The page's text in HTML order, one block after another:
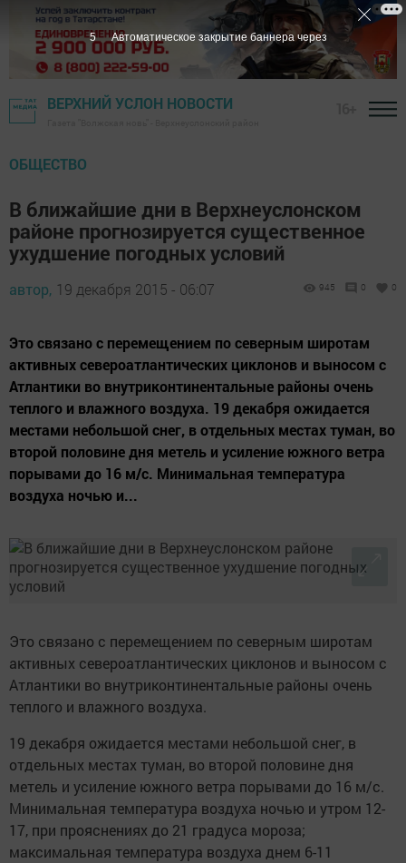
ВЕРХНИЙ УСЛОН НОВОСТИ
ОБЩЕСТВО
В ближайшие дни в Верхнеуслонском
районе прогнозируется существенное
ухудшение погодных условий
автор, 19 декабря 2015 - 06:07 945 0 0
Это связано с перемещением по северным широтам
активных североатлантических циклонов и выносом с
Атлантики во внутриконтинентальные районы очень
теплого и влажного воздуха. 19 декабря ожидается
местами небольшой снег, в отдельных местах туман, во
второй половине дня метель и усиление южного ветра
порывами до 16 м/с. Минимальная температура
воздуха ночью и...
Это связано с перемещением по северным широтам
активных североатлантических циклонов и выносом с
Атлантики во внутриконтинентальные районы очень
теплого и влажного воздуха.
19 декабря ожидается местами небольшой снег, в
отдельных местах туман, во второй половине дня
метель и усиление южного ветра порывами до 16 м/с.
Минимальная температура воздуха ночью и утром 12-
17, при прояснениях до 21 градуса мороза;
максимальная температура воздуха днем 6-11
4 Автоматическое закрытие баннера через